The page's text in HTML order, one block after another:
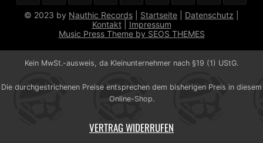
© 2023 by Nauthic Records Startseite Datenschutz
Kontakt| Impressum
Music Press Theme by SEOS THEMES
Kein MwSt.-ausweis, da Kleinunternehmer nach §19 (1) UStG.
Die durchgestrichenen Preise entsprechen dem bisherigen Preis in diesem
Online-Shop.
VERTRAG WIDERRUFEN